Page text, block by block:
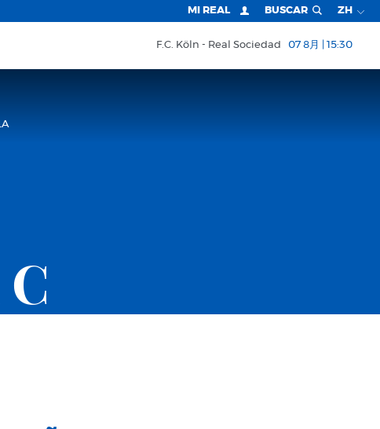
MI REAL BUSCAR ZH
F.C. Köln Real Sociedad 07 8月 | 15:30